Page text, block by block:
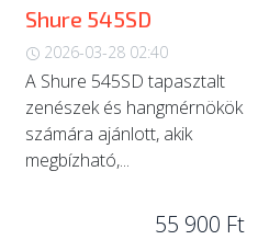
Shure 545SD
2026-03-28 02:40
A Shure 545SD tapasztalt
zenészek és hangmérnökök
számára ajánlott, akik
megbízható,...
55 900 Ft